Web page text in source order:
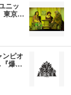
ニッ
東京…
ピオ
『爆…